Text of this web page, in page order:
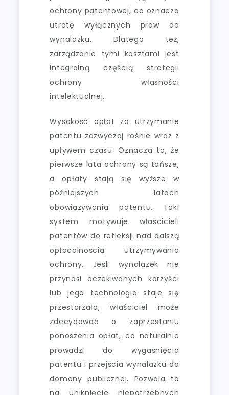
ochrony patentowej, co oznacza
utratę wyłącznych praw do
wynalazku. Dlatego też,
zarządzanie tymi kosztami jest
integralną częścią strategii
ochrony własności
intelektualnej.
Wysokość opłat za utrzymanie
patentu zazwyczaj rośnie wraz z
upływem czasu. Oznacza to, że
pierwsze lata ochrony są tańsze,
a opłaty stają się wyższe w
późniejszych latach
obowiązywania patentu. Taki
system motywuje właścicieli
patentów do refleksji nad dalszą
opłacalnością utrzymywania
ochrony. Jeśli wynalazek nie
przynosi oczekiwanych korzyści
lub jego technologia staje się
przestarzała, właściciel może
zdecydować o zaprzestaniu
ponoszenia opłat, co naturalnie
prowadzi do wygaśnięcia
patentu i przejścia wynalazku do
domeny publicznej. Pozwala to
na uniknięcie niepotrzebnych